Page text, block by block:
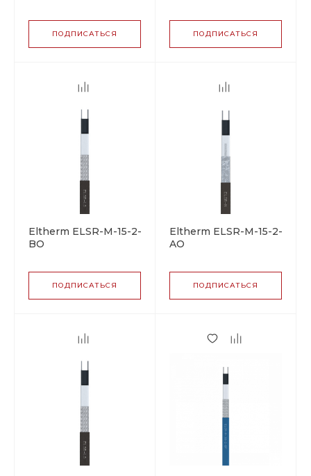
греющий кабель
ПОДПИСАТЬСЯ
греющий кабель
ПОДПИСАТЬСЯ
Eltherm ELSR-M-15-2-
BO
греющий кабель
ПОДПИСАТЬСЯ
Eltherm ELSR-M-15-2-
AO
греющий кабель
ПОДПИСАТЬСЯ